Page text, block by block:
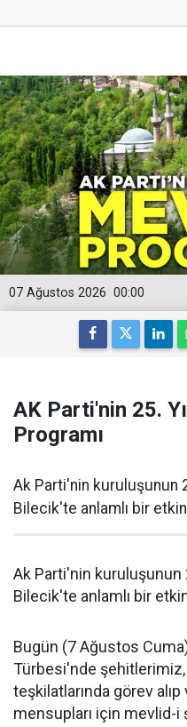
00:00
07 Ağustos 2026
AK Parti'nin 25.
Programı
Ak Parti'nin kuruluşunun
Bilecik'te anlamlı bir
Ak Parti'nin kuruluşunun
Bilecik'te anlamlı bir
Bugün (7 Ağustos
Türbesi'nde
teşkilatlarında görev
mensupları için mevlid-i